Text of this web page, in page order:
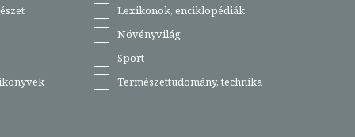
Lexikonok, enciklopédiák
Növényvilág
Sport
Természettudomány, technika